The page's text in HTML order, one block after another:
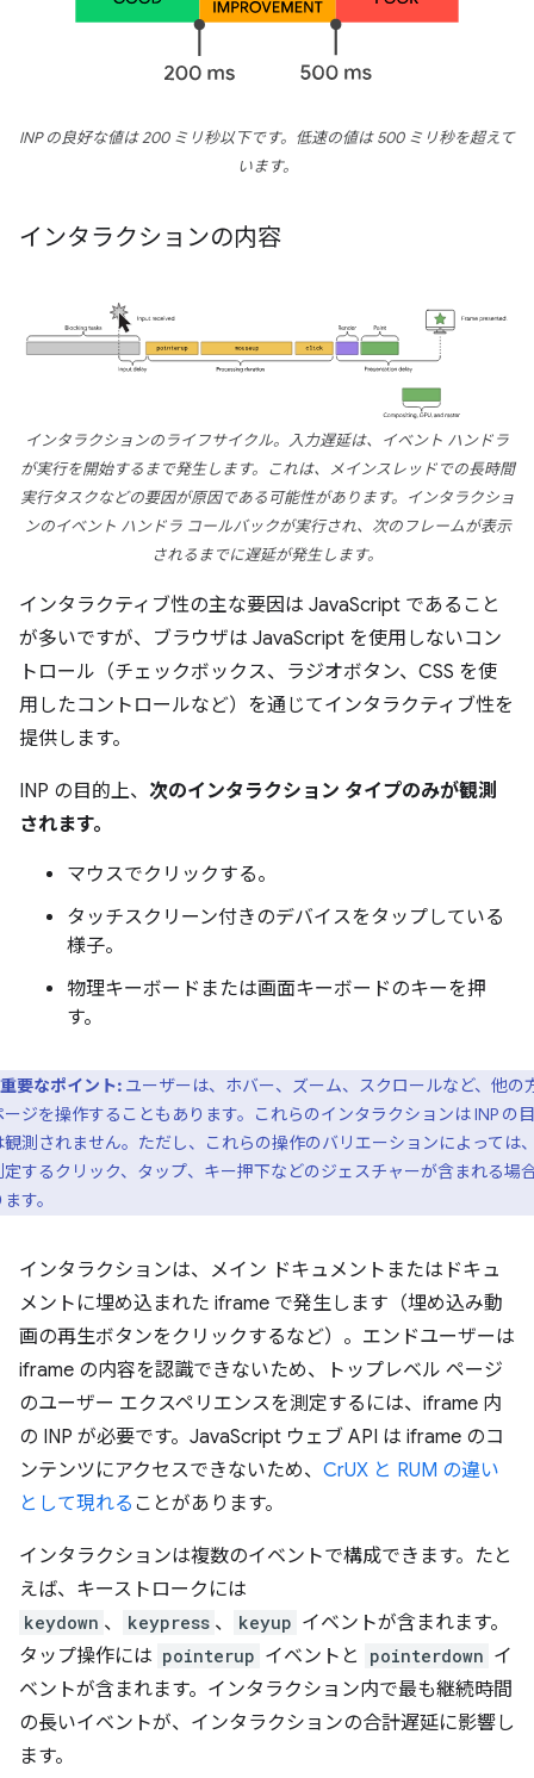
INP の良好な値は 200 ミリ秒以下です。低速の値は 500 ミリ秒を超えて
います。
インタラクションの内容
インタラクションのライフサイクル。入力遅延は、イベント ハンドラ
が実行を開始するまで発生します。これは、メインスレッドでの長時間
実行タスクなどの要因が原因である可能性があります。インタラクショ
ンのイベント ハンドラ コールバックが実行され、次のフレームが表示
されるまでに遅延が発生します。
インタラクティブ性の主な要因は JavaScript であること
が多いですが、ブラウザは JavaScript を使用しないコン
トロール（チェックボックス、ラジオボタン、CSS を使
用したコントロールなど）を通じてインタラクティブ性を
提供します。
INP の目的上、 次のインタラクション タイプのみが観測
されます。
マウスでクリックする。
タッチスクリーン付きのデバイスをタップしている
様子。
物理キーボードまたは画面キーボードのキーを押
す。
重要なポイント: ユーザーは、ホバー、ズーム、スクロールなど、他の
ージを操作することもあります。これらのインタラクションは INP の
観測されません。ただし、これらの操作のバリエーションによっては
定するクリック、タップ、キー押下などのジェスチャーが含まれる場
す。
インタラクションは、メイン ドキュメントまたはドキュ
メントに埋め込まれた iframe で発生します（埋め込み動
画の再生ボタンをクリックするなど）。エンドユーザーは
iframe の内容を認識できないため、トップレベル ページ
のユーザー エクスペリエンスを測定するには、iframe 内
の INP が必要です。JavaScript ウェブ API は iframe のコ
ンテンツにアクセスできないため、 CrUX と RUM の違い
として現れる ことがあります。
インタラクションは複数のイベントで構成できます。たと
えば、キーストロークには
keydown 、 keypress 、 keyup イベントが含まれます。
タップ操作には pointerup イベントと pointerdown イ
ベントが含まれます。インタラクション内で最も継続時間
の長いイベントが、インタラクションの合計遅延に影響し
ます。